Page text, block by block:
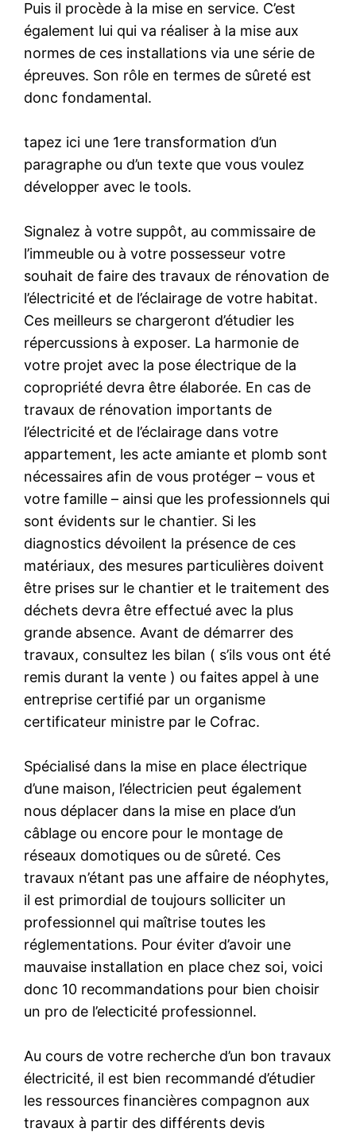
Puis il procède à la mise en service. C’est
également lui qui va réaliser à la mise aux
normes de ces installations via une série de
épreuves. Son rôle en termes de sûreté est
donc fondamental.
tapez ici une 1ere transformation d’un
paragraphe ou d’un texte que vous voulez
développer avec le tools.
Signalez à votre suppôt, au commissaire de
l’immeuble ou à votre possesseur votre
souhait de faire des travaux de rénovation de
l’électricité et de l’éclairage de votre habitat.
Ces meilleurs se chargeront d’étudier les
répercussions à exposer. La harmonie de
votre projet avec la pose électrique de la
copropriété devra être élaborée. En cas de
travaux de rénovation importants de
l’électricité et de l’éclairage dans votre
appartement, les acte amiante et plomb sont
nécessaires afin de vous protéger – vous et
votre famille – ainsi que les professionnels qui
sont évidents sur le chantier. Si les
diagnostics dévoilent la présence de ces
matériaux, des mesures particulières doivent
être prises sur le chantier et le traitement des
déchets devra être effectué avec la plus
grande absence. Avant de démarrer des
travaux, consultez les bilan ( s’ils vous ont été
remis durant la vente ) ou faites appel à une
entreprise certifié par un organisme
certificateur ministre par le Cofrac.
Spécialisé dans la mise en place électrique
d’une maison, l’électricien peut également
nous déplacer dans la mise en place d’un
câblage ou encore pour le montage de
réseaux domotiques ou de sûreté. Ces
travaux n’étant pas une affaire de néophytes,
il est primordial de toujours solliciter un
professionnel qui maîtrise toutes les
réglementations. Pour éviter d’avoir une
mauvaise installation en place chez soi, voici
donc 10 recommandations pour bien choisir
un pro de l’electicité professionnel.
Au cours de votre recherche d’un bon travaux
électricité, il est bien recommandé d’étudier
les ressources financières compagnon aux
travaux à partir des différents devis